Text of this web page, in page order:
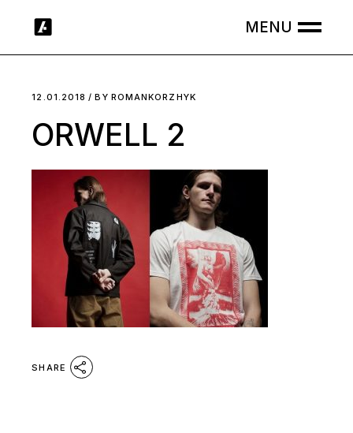
12.01.2018 BY ROMANKORZHYK
ORWELL 2
SHARE